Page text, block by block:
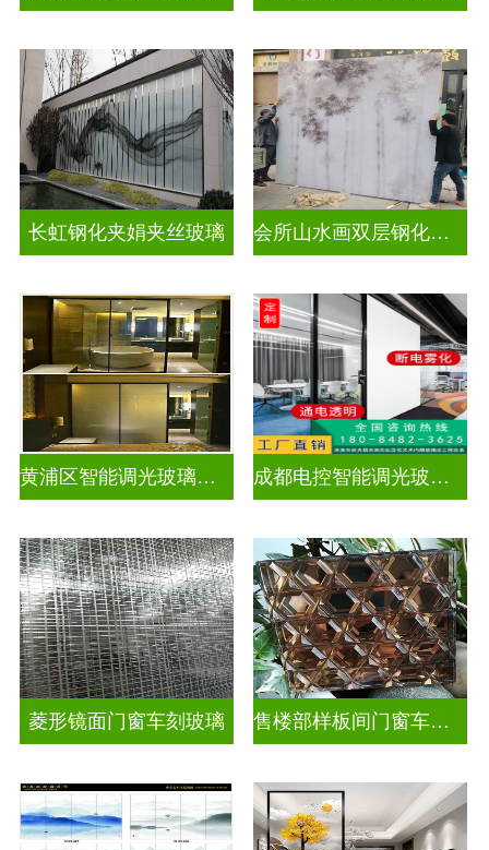
长虹钢化夹娟夹丝玻璃 会所山水画双层钢化夹胶
黄浦区智能调光玻璃公司 成都电控智能调光玻璃售价多少
菱形镜面门窗车刻玻璃 售楼部样板间门窗车刻玻璃